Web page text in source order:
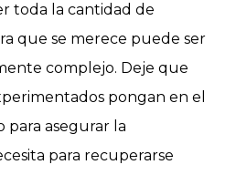
toda la cantidad de
que se merece puede ser
complejo. Deje que
pongan en el
para asegurar la
para recuperarse